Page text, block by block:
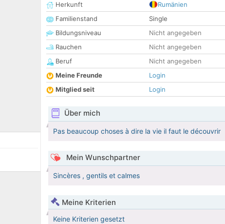
Herkunft
Rumänien
Familienstand
Single
Bildungsniveau
Nicht angegeben
Rauchen
Nicht angegeben
Beruf
Nicht angegeben
Meine Freunde
Login
Mitglied seit
Login
Über mich
Pas beaucoup choses à dire la vie il faut le découvrir
Mein Wunschpartner
Sincères , gentils et calmes
Meine Kriterien
Keine Kriterien gesetzt